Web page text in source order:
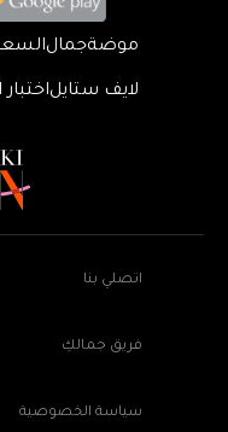
موضةجمال
لايف ستايل
اتصلي بنا
فريق جمالكِ
سياسة الخصوصية